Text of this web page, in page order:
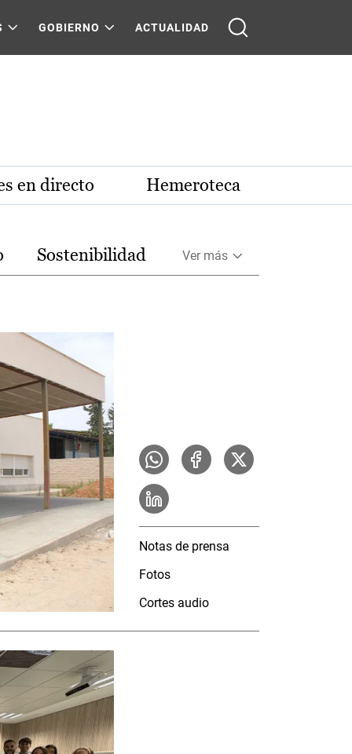
GOBIERNO ACTUALIDAD
en directo Hemeroteca
Sostenibilidad Ver más
Notas de prensa
Fotos
Cortes audio